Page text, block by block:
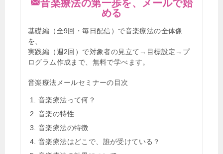
音楽療法の第一歩を、メールで始
める
基礎編（全9回・毎日配信）で音楽療法の全体像
を、
実践編（週2回）で対象者の見立て→目標設定→プ
ログラム作成まで、無料で学べます。
音楽療法メールセミナーの目次
音楽療法って何？
音楽の特性
音楽療法の特徴
音楽療法はどこで、誰が受けている？